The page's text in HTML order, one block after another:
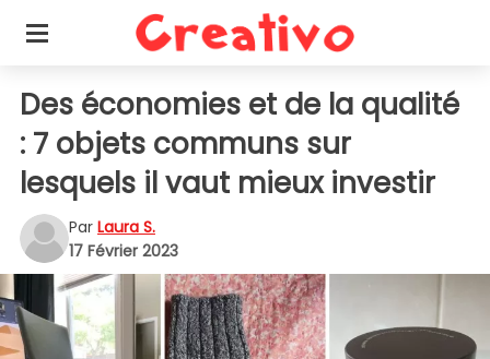
Des économies et de la qualité
: 7 objets communs sur
lesquels il vaut mieux investir
Par Laura S.
17 Février 2023